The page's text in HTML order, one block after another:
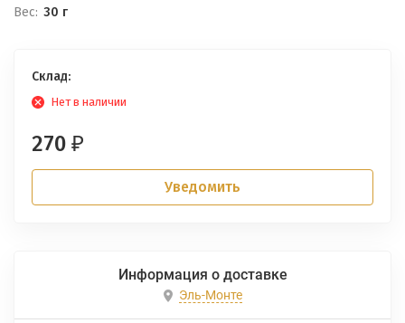
Вес: 30 г
Склад:
Нет в наличии
270 ₽
Уведомить
Информация о доставке
Эль-Монте